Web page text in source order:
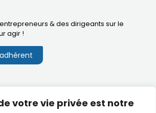
votre vie privée est notre
& des dirigeants sur le
agir !